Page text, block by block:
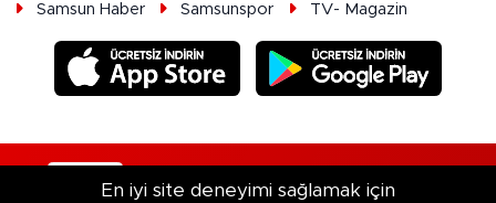
Samsun Haber
Samsunspor TV- Magazin
RSS Copyright © 2026. Her hakkı saklıdır.
En iyi site deneyimi sağlamak için